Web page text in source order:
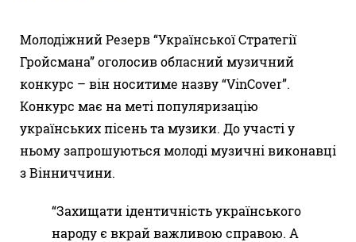
Молодіжний Резерв “Української Стратегії
Гройсмана” оголосив обласний музичний
конкурс – він носитиме назву “VinCover”.
Конкурс має на меті популяризацію
українських пісень та музики. До участі у
ньому запрошуються молоді музичні виконавці
з Вінниччини.
“Захищати ідентичність українського
народу є вкрай важливою справою. А